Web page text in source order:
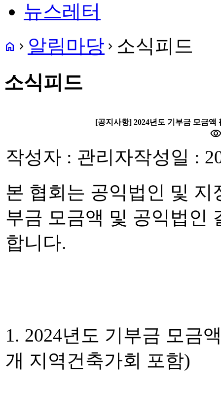
뉴스레터
home navigate_next 알림마당 navigate_next 소식피드
소식피드
[공지사항] 2024년도 기부금 모금
작성자 : 관리자작성일 :
본 협회는 공익법인 및 지
부금 모금액 및 공익법인
합니다.
1. 2024년도 기부금 모금
개 지역건축가회 포함)